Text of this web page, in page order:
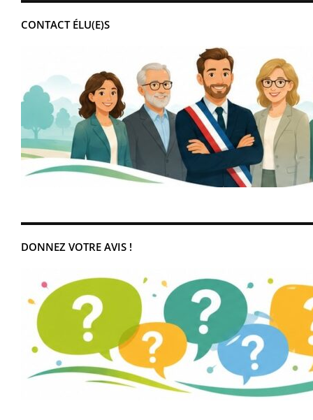
CONTACT ÉLU(E)S
DONNEZ VOTRE AVIS !